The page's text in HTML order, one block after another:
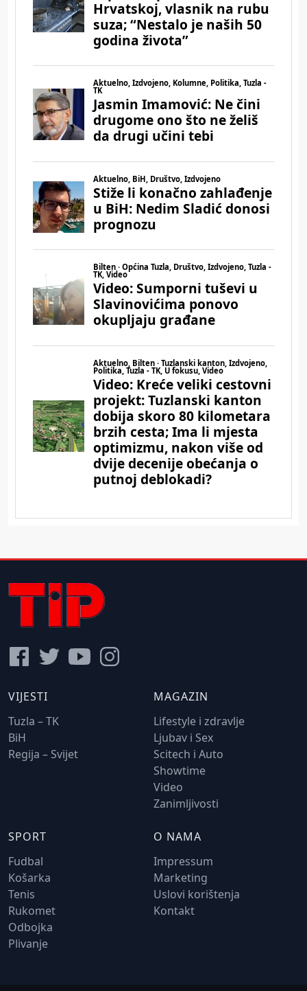
VIJESTI
Tuzla – TK
BiH
Regija – Svijet
MAGAZIN
Lifestyle i zdravlje
Ljubav i Sex
Scitech i Auto
Showtime
Video
Zanimljivosti
SPORT
Fudbal
Košarka
Tenis
Rukomet
Odbojka
Plivanje
O NAMA
Impressum
Marketing
Uslovi korištenja
Kontakt